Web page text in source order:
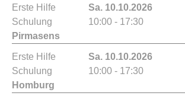
Erste Hilfe
Schulung
Pirmasens
Sa. 10.10.2026
10:00 - 17:30
Erste Hilfe
Schulung
Homburg
Sa. 10.10.2026
10:00 - 17:30